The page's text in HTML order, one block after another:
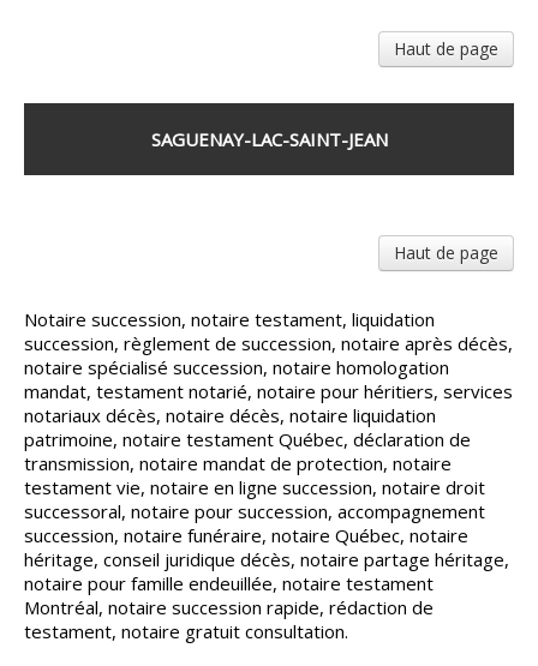
Haut de page
SAGUENAY-LAC-SAINT-JEAN
Haut de page
Notaire succession, notaire testament, liquidation
succession, règlement de succession, notaire après décès,
notaire spécialisé succession, notaire homologation
mandat, testament notarié, notaire pour héritiers, services
notariaux décès, notaire décès, notaire liquidation
patrimoine, notaire testament Québec, déclaration de
transmission, notaire mandat de protection, notaire
testament vie, notaire en ligne succession, notaire droit
successoral, notaire pour succession, accompagnement
succession, notaire funéraire, notaire Québec, notaire
héritage, conseil juridique décès, notaire partage héritage,
notaire pour famille endeuillée, notaire testament
Montréal, notaire succession rapide, rédaction de
testament, notaire gratuit consultation.